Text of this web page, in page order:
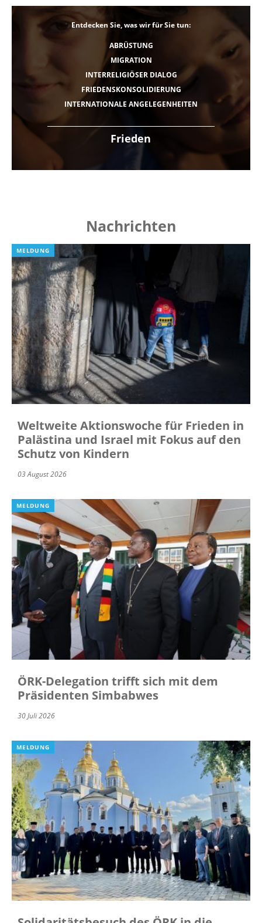
Frieden
Entdecken Sie, was wir für Sie tun:
ABRÜSTUNG
MIGRATION
INTERRELIGIÖSER DIALOG
FRIEDENSKONSOLIDIERUNG
INTERNATIONALE ANGELEGENHEITEN
Nachrichten
MELDUNG
Weltweite Aktionswoche für Frieden in
Palästina und Israel mit Fokus auf den
Schutz von Kindern
03 August 2026
MELDUNG
ÖRK-Delegation trifft sich mit dem
Präsidenten Simbabwes
30 Juli 2026
MELDUNG